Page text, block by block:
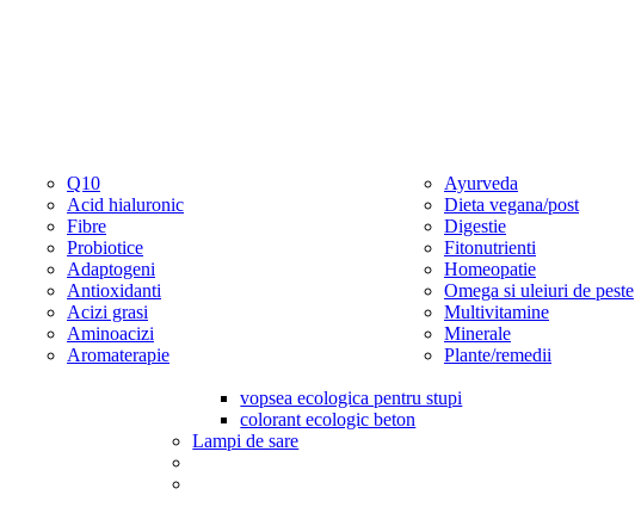
Q10
Acid hialuronic
Fibre
Probiotice
Adaptogeni
Antioxidanti
Acizi grasi
Aminoacizi
Aromaterapie
Ayurveda
Dieta vegana/post
Digestie
Fitonutrienti
Homeopatie
Omega si uleiuri de peste
Multivitamine
Minerale
Plante/remedii
vopsea ecologica pentru stupi
colorant ecologic beton
Lampi de sare